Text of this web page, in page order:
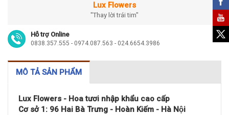
Lux Flowers
"Thay lời trái tim"
Hỗ trợ Online
0838.357.555 - 0974.087.563 - 024.6654.3986
MÔ TẢ SẢN PHẨM
Lux Flowers - Hoa tươi nhập khẩu cao cấp
Cơ sở 1: 96 Hai Bà Trưng - Hoàn Kiếm - Hà Nội